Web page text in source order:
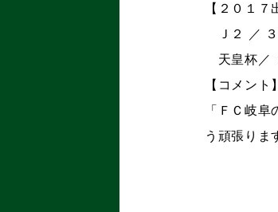
【２０１
Ｊ２ ／
天皇杯／
【コメント】
「ＦＣ岐
う頑張りま